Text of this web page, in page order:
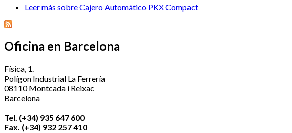
Leer más sobre Cajero Automático PKX Compact
Oficina en Barcelona
Física, 1.
Polígon Industrial La Ferrería
08110 Montcada i Reixac
Barcelona
Tel. (+34) 935 647 600
Fax. (+34) 932 257 410